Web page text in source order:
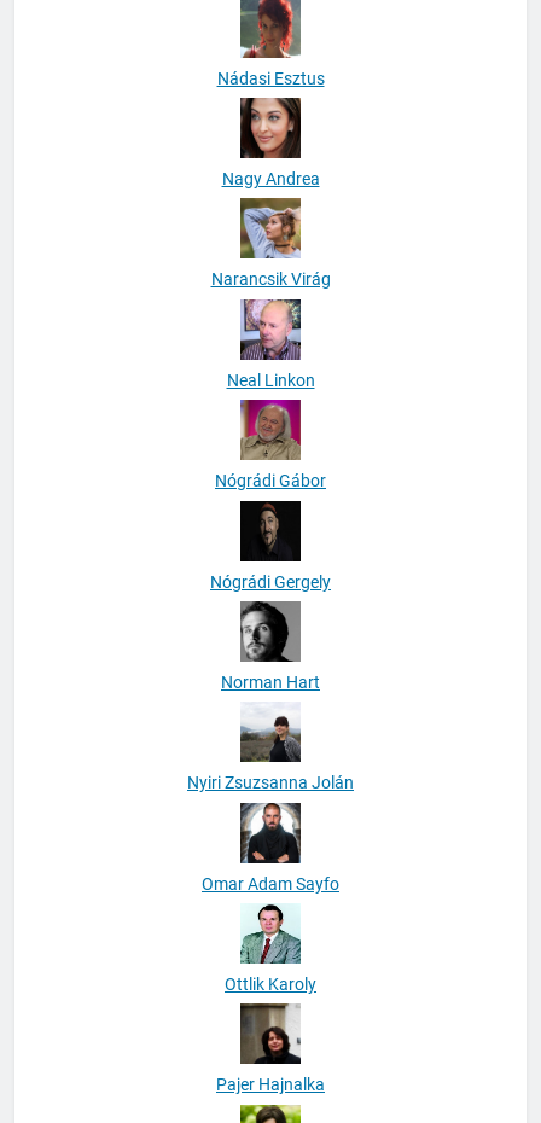
Nádasi Esztus
Nagy Andrea
Narancsik Virág
Neal Linkon
Nógrádi Gábor
Nógrádi Gergely
Norman Hart
Nyiri Zsuzsanna Jolán
Omar Adam Sayfo
Ottlik Karoly
Pajer Hajnalka